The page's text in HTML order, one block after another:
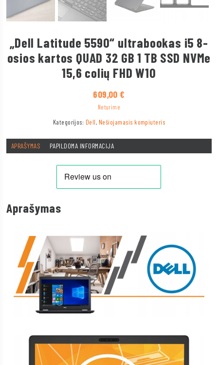
„Dell Latitude 5590“ ultrabookas i5 8-
osios kartos QUAD 32 GB 1 TB SSD NVMe
15,6 colių FHD W10
609,00€
Neturime
Kategorijos: Dell, Nešiojamasis kompiuteris
APRAŠYMAS PAPILDOMA INFORMACIJA
Aprašymas